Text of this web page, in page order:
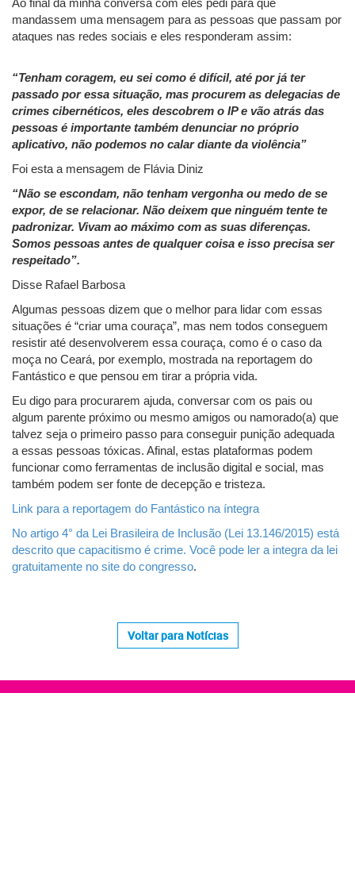
Ao final da minha conversa com eles pedi para que
mandassem uma mensagem para as pessoas que passam por
ataques nas redes sociais e eles responderam assim:
“Tenham coragem, eu sei como é difícil, até por já ter
passado por essa situação, mas procurem as delegacias de
crimes cibernéticos, eles descobrem o IP e vão atrás das
pessoas é importante também denunciar no próprio
aplicativo, não podemos no calar diante da violência”
Foi esta a mensagem de Flávia Diniz
“Não se escondam, não tenham vergonha ou medo de se
expor, de se relacionar. Não deixem que ninguém tente te
padronizar. Vivam ao máximo com as suas diferenças.
Somos pessoas antes de qualquer coisa e isso precisa ser
respeitado”.
Disse Rafael Barbosa
Algumas pessoas dizem que o melhor para lidar com essas
situações é “criar uma couraça”, mas nem todos conseguem
resistir até desenvolverem essa couraça, como é o caso da
moça no Ceará, por exemplo, mostrada na reportagem do
Fantástico e que pensou em tirar a própria vida.
Eu digo para procurarem ajuda, conversar com os pais ou
algum parente próximo ou mesmo amigos ou namorado(a) que
talvez seja o primeiro passo para conseguir punição adequada
a essas pessoas tóxicas. Afinal, estas plataformas podem
funcionar como ferramentas de inclusão digital e social, mas
também podem ser fonte de decepção e tristeza.
Link para a reportagem do Fantástico na íntegra
No artigo 4° da Lei Brasileira de Inclusão (Lei 13.146/2015) está
descrito que capacitismo é crime. Você pode ler a integra da lei
gratuitamente no site do congresso.
Voltar para Notícias